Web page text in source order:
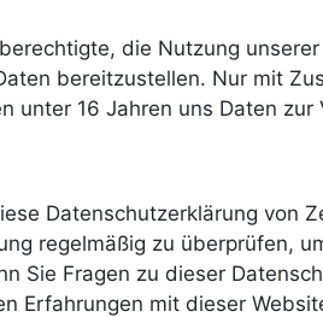
die Nutzung
bereitzustellen. Nur mit
unter 16 Jahren uns Daten zur
Datenschutzerklärung von
regelmäßig zu überprüfen,
Sie Fragen zu dieser
Erfahrungen mit dieser